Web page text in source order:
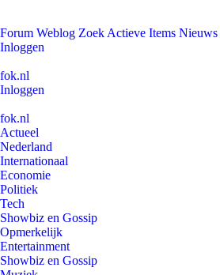
Forum Weblog Zoek Actieve Items Nieuws
Inloggen
fok.nl
Inloggen
fok.nl
Actueel
Nederland
Internationaal
Economie
Politiek
Tech
Showbiz en Gossip
Opmerkelijk
Entertainment
Showbiz en Gossip